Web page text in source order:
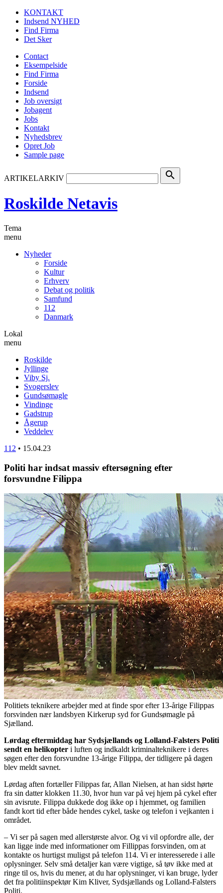
KONTAKT
Indsend NYHED
Find Firma
Det Sker
Contact
Eksempelside
Find Firma
Forside
Indsend
Job oversigt
Jobagent
Jobs
Kontakt
Nyhedsbrev
Opret Job
Sample page
ARTIKELARKIV search
Roskilde Netavis
Tema
menu
Nyheder
Forside
Kultur
Erhverv
Debat og politik
Samfund
112
Danmark
Lokal
menu
Roskilde
Jyllinge
Viby Sj.
Svogerslev
Gundsømagle
Vindinge
Gadstrup
Ågerup
Veddelev
112 • 15.04.23
Politi har indsat massiv eftersøgning efter
forsvundne Filippa
Politiets teknikere arbejder med at finde spor efter 13-årige Filippas
forsvinden nær landsbyen Kirkerup syd for Gundsømagle på
Sjælland.
Lørdag eftermiddag har Sydsjællands og Lolland-Falsters Politi
sendt en helikopter i luften og indkaldt kriminalteknikere i deres
søgen efter den forsvundne 13-årige Filippa, der tidligere på dagen
blev meldt savnet.
Lørdag aften fortæller Filippas far, Allan Nielsen, at han sidst hørte
fra sin datter klokken 11.30, hvor hun var på vej hjem på cykel efter
sin avisrute. Filippa dukkede dog ikke op i hjemmet, og familien
fandt kort tid efter både hendes cykel, taske og telefon i vejkanten i
området.
– Vi ser på sagen med allerstørste alvor. Og vi vil opfordre alle, der
kan ligge inde med informationer om Fillippas forsvinden, om at
kontakte os hurtigst muligst på telefon 114. Vi er interesserede i alle
oplysninger. Selv små detaljer kan være vigtige, så tøv ikke med at
ringe til os, hvis du mener, at du har oplysninger, vi kan bruge, lyder
det fra politiinspektør Kim Kliver, Sydsjællands og Lolland-Falsters
Politi.